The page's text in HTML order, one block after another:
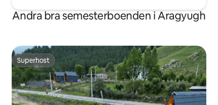
Andra bra semesterboenden i Aragyugh
Superhost
Superhost